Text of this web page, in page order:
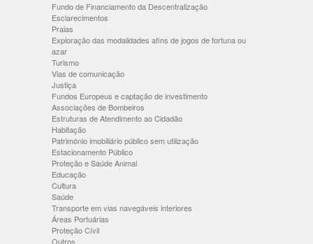
Fundo de Financiamento da Descentralização
Esclarecimentos
Praias
Exploração das modalidades afins de jogos de fortuna ou
azar
Turismo
Vias de comunicação
Justiça
Fundos Europeus e captação de investimento
Associações de Bombeiros
Estruturas de Atendimento ao Cidadão
Habitação
Património imobiliário público sem utilização
Estacionamento Público
Proteção e Saúde Animal
Educação
Cultura
Saúde
Transporte em vias navegáveis interiores
Áreas Portuárias
Proteção Cívil
Outros